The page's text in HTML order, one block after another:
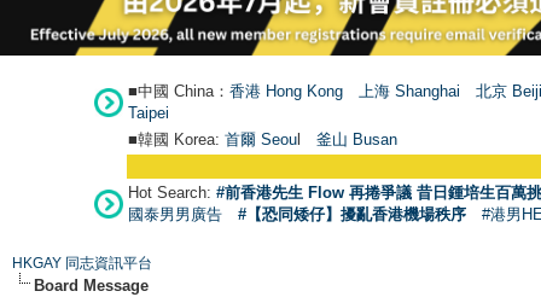
■中國 China： 香港 Hong Kong 上海 Shanghai
北京
Taipei
■韓國 Korea: 首爾 Seoul 釜山 Busan
Hot Search: #前香港先生 Flow 再捲爭議 昔日鍾培生百萬
國泰男男廣告
#【恐同矮仔】擾亂香港機場秩序 #港男
HKGAY 同志資訊平台
Board Message